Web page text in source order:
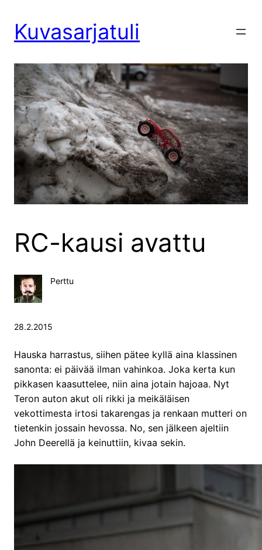
sisältöönKuvasarjatuli
RC-kausi avattu
Perttu
28.2.2015
Hauska harrastus, siihen pätee kyllä aina klassinen
sanonta: ei päivää ilman vahinkoa. Joka kerta kun
pikkasen kaasuttelee, niin aina jotain hajoaa. Nyt
Teron auton akut oli rikki ja meikäläisen
vekottimesta irtosi takarengas ja renkaan mutteri on
tietenkin jossain hevossa. No, sen jälkeen ajeltiin
John Deerellä ja keinuttiin, kivaa sekin.